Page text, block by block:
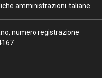
amministrazioni italiane.
numero registrazione